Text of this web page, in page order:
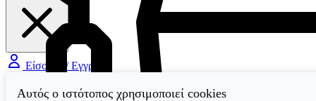
Είσοδος / Εγγραφή
Αυτός ο ιστότοπος χρησιμοποιεί cookies